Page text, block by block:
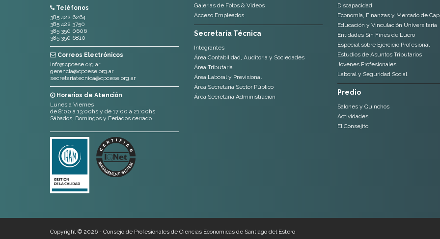
Teléfonos
385 422 6264
385 422 3750
385 350 0606
385 350 6810
Correos Electrónicos
info@cpcese.org.ar
gerencia@cpcese.org.ar
secretariatecnica@cpcese.org.ar
Horarios de Atención
Lunes a Viernes
de 8:00 a 13:00hs y de 17:00 a 21:00hs.
Sábados, Domingos y Feriados cerrado.
Galerias de Fotos & Videos
Acceso Empleados
Secretaría Técnica
Integrantes
Área Contabilidad, Auditoria y Sociedades
Área Tributaria
Área Laboral y Previsional
Área Secretaría Sector Público
Área Secretaría Administración
Discapacidad
Economía, Finanzas y Mercado de
Educación y Vinculación Universitaria
Entidades Sin Fines de Lucro
Especial sobre Ejercicio Profesional
Estudios de Asuntos Tributarios
Jovenes Profesionales
Laboral y Seguridad Social
Predio
Salones y Quinchos
Actividades
El Consejito
Copyright © 2026 - Consejo de Profesionales de Ciencias Economicas de Santiago del Estero